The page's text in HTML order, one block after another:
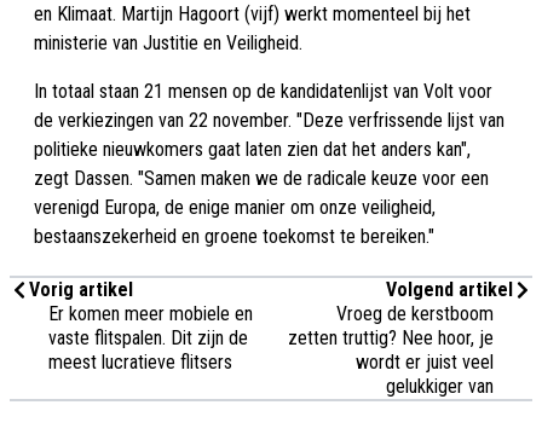
en Klimaat. Martijn Hagoort (vijf) werkt momenteel bij het
ministerie van Justitie en Veiligheid.
In totaal staan 21 mensen op de kandidatenlijst van Volt voor
de verkiezingen van 22 november. "Deze verfrissende lijst van
politieke nieuwkomers gaat laten zien dat het anders kan",
zegt Dassen. "Samen maken we de radicale keuze voor een
verenigd Europa, de enige manier om onze veiligheid,
bestaanszekerheid en groene toekomst te bereiken."
Vorig artikel
Er komen meer mobiele en
vaste flitspalen. Dit zijn de
meest lucratieve flitsers
Volgend artikel
Vroeg de kerstboom
zetten truttig? Nee hoor, je
wordt er juist veel
gelukkiger van